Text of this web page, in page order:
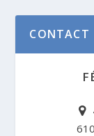
CONTACT